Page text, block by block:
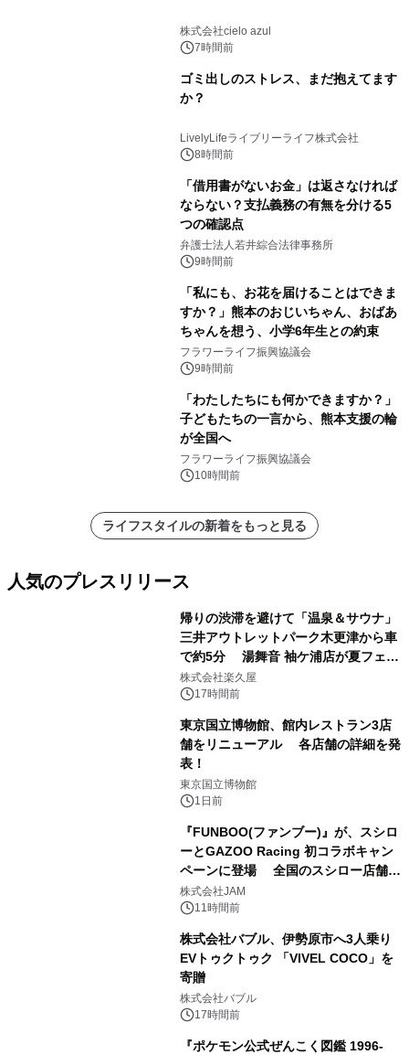
株式会社cielo azul
7時間前
ゴミ出しのストレス、まだ抱えてます
か？
LivelyLifeライブリーライフ株式会社
8時間前
「借用書がないお金」は返さなければ
ならない？支払義務の有無を分ける5
つの確認点
弁護士法人若井綜合法律事務所
9時間前
「私にも、お花を届けることはできま
すか？」熊本のおじいちゃん、おばあ
ちゃんを想う、小学6年生との約束
フラワーライフ振興協議会
9時間前
「わたしたちにも何かできますか？」
子どもたちの一言から、熊本支援の輪
が全国へ
フラワーライフ振興協議会
10時間前
ライフスタイルの新着をもっと見る
人気のプレスリリース
帰りの渋滞を避けて「温泉＆サウナ」
三井アウトレットパーク木更津から車
で約5分 湯舞音 袖ケ浦店が夏フェア
メニューを提供
株式会社楽久屋
17時間前
東京国立博物館、館内レストラン3店
舗をリニューアル 各店舗の詳細を発
表！
東京国立博物館
1日前
『FUNBOO(ファンブー)』が、スシロ
ーとGAZOO Racing 初コラボキャン
ペーンに登場 全国のスシロー店舗で
GR 4車種の FUNBOO(ミニカー)付き
メニューが展開されます
株式会社JAM
11時間前
株式会社バブル、伊勢原市へ3人乗り
EVトゥクトゥク 「VIVEL COCO」を
寄贈
株式会社バブル
17時間前
『ポケモン公式ぜんこく図鑑 1996-